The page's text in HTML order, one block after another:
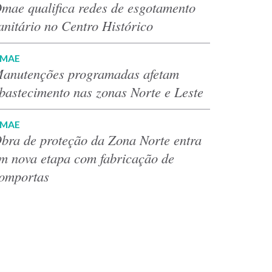
qualifica redes de esgotamento
no Centro Histórico
programadas afetam
nas zonas Norte e Leste
de proteção da Zona Norte entra
nova etapa com fabricação de